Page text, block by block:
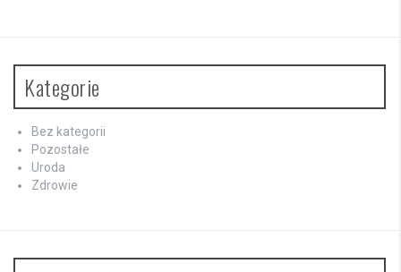
Kategorie
Bez kategorii
Pozostałe
Uroda
Zdrowie